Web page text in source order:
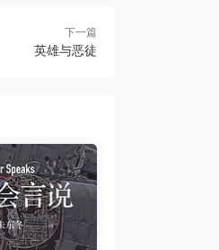
下一篇
英雄与恶徒